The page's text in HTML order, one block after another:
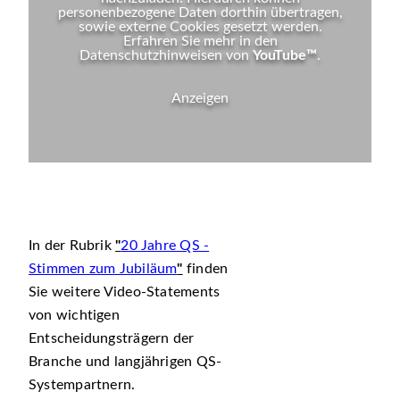
personenbezogene Daten dorthin übertragen,
sowie externe Cookies gesetzt werden.
Erfahren Sie mehr in den
Datenschutzhinweisen von YouTube™.
Anzeigen
In der Rubrik 20 Jahre QS -
Stimmen zum Jubiläum
finden
Sie weitere Video-Statements
von wichtigen
Entscheidungsträgern der
Branche und langjährigen QS-
Systempartnern.